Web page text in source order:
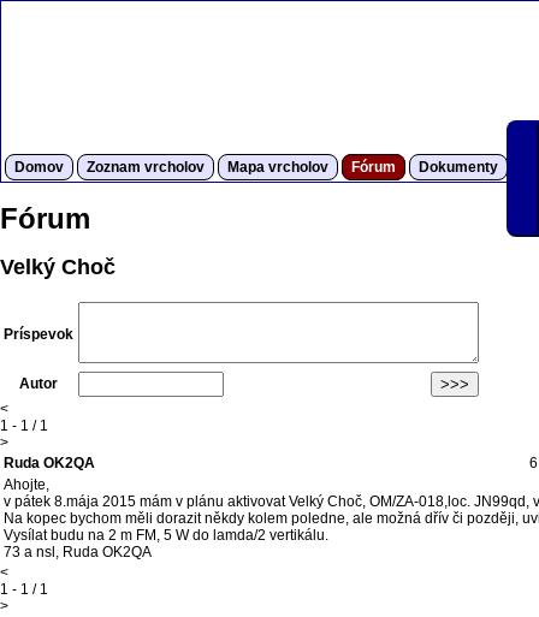
Domov Zoznam vrcholov Mapa vrcholov Fórum Dokumenty
Fórum
Velký Choč
Príspevok
Autor
<
1 - 1 / 1
>
Ruda OK2QA
Ahojte,
v pátek 8.mája 2015 mám v plánu aktivovat Velký Choč, OM/ZA-018,loc. JN99qd,
Na kopec bychom měli dorazit někdy kolem poledne, ale možná dřív či později,
Vysílat budu na 2 m FM, 5 W do lamda/2 vertikálu.
73 a nsl, Ruda OK2QA
<
1 - 1 / 1
>